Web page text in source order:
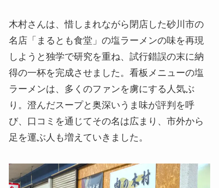
木村さんは、惜しまれながら閉店した砂川市の
名店「まるとも食堂」の塩ラーメンの味を再現
しようと独学で研究を重ね、試行錯誤の末に納
得の一杯を完成させました。看板メニューの塩
ラーメンは、多くのファンを虜にする人気ぶ
り。澄んだスープと奥深いうま味が評判を呼
び、口コミを通じてその名は広まり、市外から
足を運ぶ人も増えていきました。